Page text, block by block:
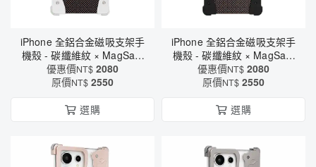
iPhone 全鋁合金磁吸支架手
機殼 - 碳纖維紋 × MagSafe
磁吸 × 軍規防摔保護
（6621）
優惠價NT$ 2080
原價NT$ 2550
選購
iPhone 全鋁合金磁吸支架手
機殼 - 碳纖維紋 × MagSafe
磁吸 × 軍規防摔保護
（6621）
優惠價NT$ 2080
原價NT$ 2550
選購